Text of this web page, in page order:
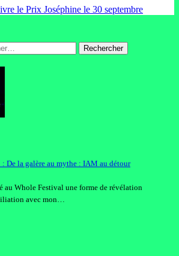
le Prix Joséphine le 30 septembre
De la galère au mythe : IAM au détour
au Whole Festival une forme de révélation
avec mon…